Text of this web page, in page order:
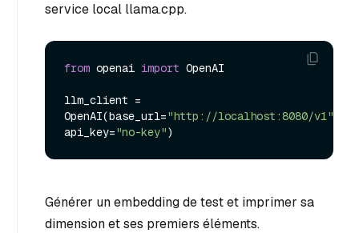
service local llama.cpp.
from openai import OpenAI
llm_client =
OpenAI(base_url="http://localhost:8080/v1"
api_key="no-key"
Générer un embedding de test et imprimer sa
dimension et ses premiers éléments.